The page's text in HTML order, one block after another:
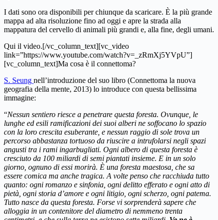
I dati sono ora disponibili per chiunque da scaricare. È la più grande
mappa ad alta risoluzione fino ad oggi e apre la strada alla
mappatura del cervello di animali più grandi e, alla fine, degli umani.
Qui il video.[/vc_column_text][vc_video
link=”https://www.youtube.com/watch?v=_zRmXj5YVpU”]
[vc_column_text]Ma cosa è il connettoma?
S. Seung nell’introduzione del suo libro (Connettoma la nuova
geografia della mente, 2013) lo introduce con questa bellissima
immagine:
“Nessun sentiero riesce a penetrare questa foresta. Ovunque, le
lunghe ed esili ramificazioni dei suoi alberi ne soffocano lo spazio
con la loro crescita esuberante, e nessun raggio di sole trova un
percorso abbastanza tortuoso da riuscire a intrufolarsi negli spazi
angusti tra i rami ingarbugliati. Ogni albero di questa foresta è
cresciuto da 100 miliardi di semi piantati insieme. E in un solo
giorno, ognuno di essi morirà. È una foresta maestosa, che sa
essere comica ma anche tragica. A volte penso che racchiuda tutto
quanto: ogni romanzo e sinfonia, ogni delitto efferato e ogni atto di
pietà, ogni storia d’amore e ogni litigio, ogni scherzo, ogni patema.
Tutto nasce da questa foresta. Forse vi sorprenderà sapere che
alloggia in un contenitore del diametro di nemmeno trenta